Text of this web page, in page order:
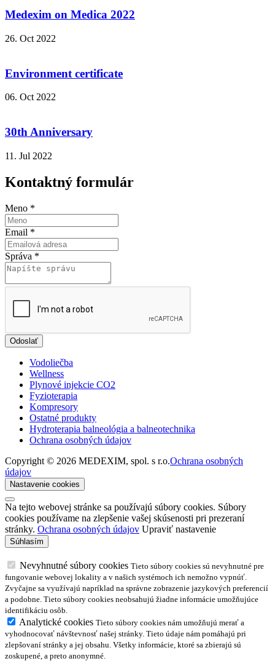
Medexim on Medica 2022
26. Oct 2022
Environment certificate
06. Oct 2022
30th Anniversary
11. Jul 2022
Kontaktný formulár
Meno *
Email *
Správa *
Odoslať
Vodoliečba
Wellness
Plynové injekcie CO2
Fyzioterapia
Kompresory
Ostatné produkty
Hydroterapia balneológia a balneotechnika
Ochrana osobných údajov
Copyright © 2026 MEDEXIM, spol. s r.o.Ochrana osobných
údajov
Nastavenie cookies
Na tejto webovej stránke sa používajú súbory cookies. Súbory
cookies používame na zlepšenie vašej skúsenosti pri prezeraní
stránky. Ochrana osobných údajov Upraviť nastavenie
Nevyhnutné súbory cookies Tieto súbory cookies sú nevyhnutné pre
fungovanie webovej lokality a v našich systémoch ich nemožno vypnúť.
Zvyčajne sa využívajú napríklad na správne zobrazenie jazykových preferencií
a podobne. Tieto súbory cookies neobsahujú žiadne informácie umožňujúce
identifikáciu osôb.
Analytické cookies Tieto súbory cookies nám umožňujú merať a
vyhodnocovať návštevnosť našej stránky. Tieto údaje nám pomáhajú pri
zlepšovaní stránky a jej obsahu. Všetky informácie, ktoré sa zbierajú sú
zoskupené, a preto anonymné.